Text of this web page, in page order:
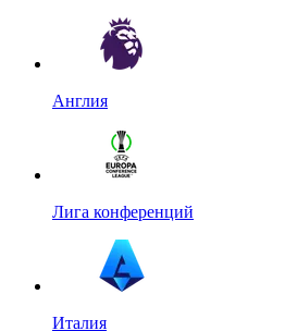
Англия
Лига конференций
Италия